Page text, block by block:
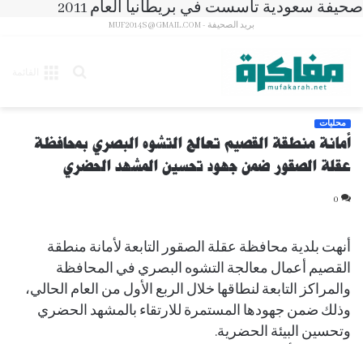
صحيفة سعودية تأسست في بريطانيا العام 2011
بريد الصحيفة - MUF2014S@GMAIL.COM
محليات
أمانة منطقة القصيم تعالج التشوه البصري بمحافظة
عقلة الصقور ضمن جهود تحسين المشهد الحضري
0
أنهت بلدية محافظة عقلة الصقور التابعة لأمانة منطقة
القصيم أعمال معالجة التشوه البصري في المحافظة
والمراكز التابعة لنطاقها خلال الربع الأول من العام الحالي،
وذلك ضمن جهودها المستمرة للارتقاء بالمشهد الحضري
وتحسين البيئة الحضرية.